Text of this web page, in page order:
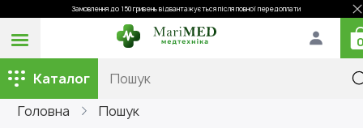
Замовлення до 150 гривень відвантажується після повної передоплати
Каталог
Головна
Пошук